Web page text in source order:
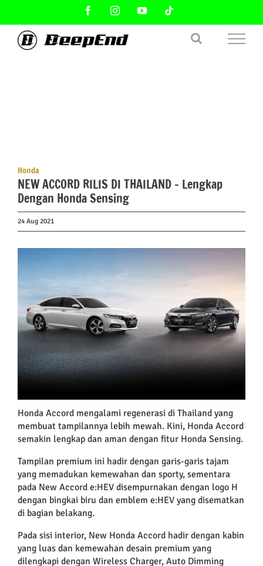
content
FacebookInstagramYouTube
Honda
NEW ACCORD RILIS DI THAILAND – Lengkap
Dengan Honda Sensing
24 Aug 2021
Image
Honda Accord mengalami regenerasi di Thailand yang
membuat tampilannya lebih mewah. Kini, Honda Accord
semakin lengkap dan aman dengan fitur Honda Sensing.
Tampilan premium ini hadir dengan garis-garis tajam
yang memadukan kemewahan dan sporty, sementara
pada New Accord e:HEV disempurnakan dengan logo H
dengan bingkai biru dan emblem e:HEV yang disematkan
di bagian belakang.
Pada sisi interior, New Honda Accord hadir dengan kabin
yang luas dan kemewahan desain premium yang
dilengkapi dengan Wireless Charger, Auto Dimming